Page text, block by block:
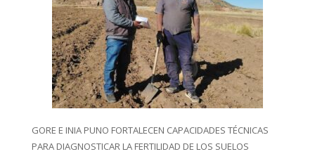
GORE E INIA PUNO FORTALECEN CAPACIDADES TÉCNICAS
PARA DIAGNOSTICAR LA FERTILIDAD DE LOS SUELOS